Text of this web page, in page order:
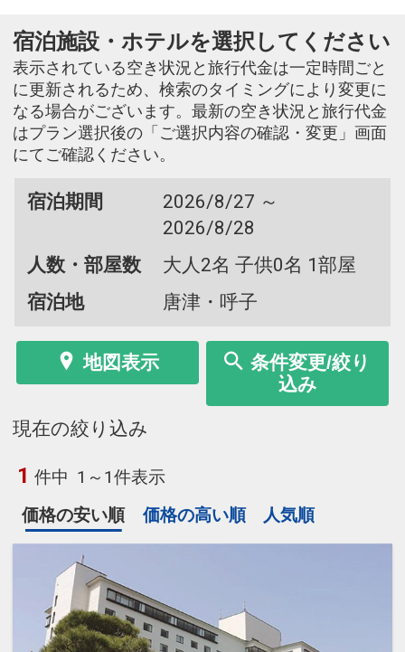
宿泊施設・ホテルを選択してください
表示されている空き状況と旅行代金は一定時間ごと
に更新されるため、検索のタイミングにより変更に
なる場合がございます。最新の空き状況と旅行代金
はプラン選択後の「ご選択内容の確認・変更」画面
にてご確認ください。
宿泊期間
2026/8/27 ～
2026/8/28
人数・部屋数
大人2名 子供0名 1部屋
宿泊地
唐津・呼子
地図表示
条件変更/絞り
込み
現在の絞り込み
1 件中 1～1件表示
価格の安い順
価格の高い順 人気順